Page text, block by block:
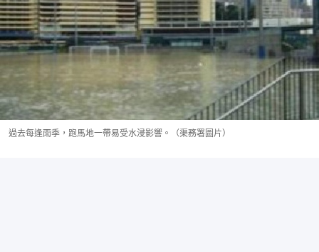
過去每逢雨季，跑馬地一帶易受水浸影響。（渠務署圖片）